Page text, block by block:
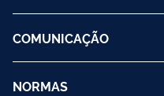
COMUNICAÇÃO
NORMAS